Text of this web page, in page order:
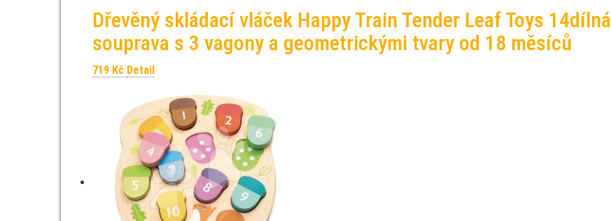
Dřevěný skládací vláček Happy Train Tender Leaf Toys 14dílná
souprava s 3 vagony a geometrickými tvary od 18 měsíců
719 Kč Detail